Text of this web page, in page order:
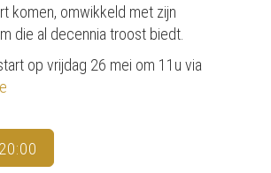
komen, omwikkeld met zijn
die al decennia troost biedt.
op vrijdag 26 mei om 11u via